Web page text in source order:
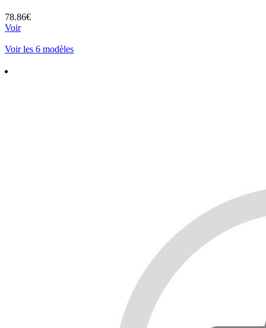
78.86€
Voir
Voir les 6 modèles